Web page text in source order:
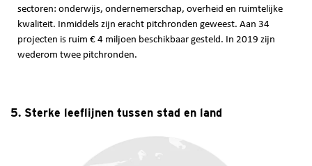
sectoren: onderwijs, ondernemerschap, overheid en ruimtelijke
kwaliteit. Inmiddels zijn eracht pitchronden geweest. Aan 34
projecten is ruim € 4 miljoen beschikbaar gesteld. In 2019 zijn
wederom twee pitchronden.
5. Sterke leeflijnen tussen stad en land